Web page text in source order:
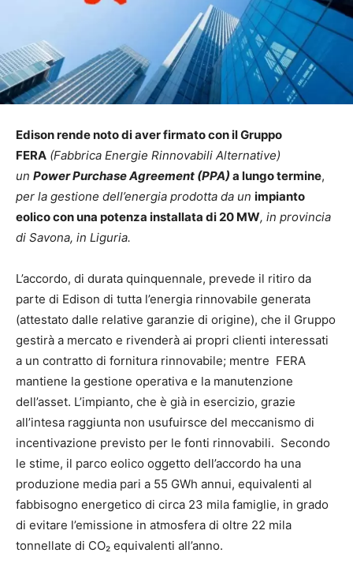
Edison rende noto di aver firmato con il Gruppo
FERA (Fabbrica Energie Rinnovabili Alternative)
un Power Purchase Agreement (PPA)a lungo termine,
per la gestione dell’energia prodotta da un impianto
eolico con una potenza installata di 20 MW, in provincia
di Savona, in Liguria.
L’accordo, di durata quinquennale, prevede il ritiro da
parte di Edison di tutta l’energia rinnovabile generata
(attestato dalle relative garanzie di origine), che il Gruppo
gestirà a mercato e rivenderà ai propri clienti interessati
a un contratto di fornitura rinnovabile; mentre FERA
mantiene la gestione operativa e la manutenzione
dell’asset. L’impianto, che è già in esercizio, grazie
all’intesa raggiunta non usufuirsce del meccanismo di
incentivazione previsto per le fonti rinnovabili. Secondo
le stime, il parco eolico oggetto dell’accordo ha una
produzione media pari a 55 GWh annui, equivalenti al
fabbisogno energetico di circa 23 mila famiglie, in grado
di evitare l’emissione in atmosfera di oltre 22 mila
tonnellate di CO₂ equivalenti all’anno.